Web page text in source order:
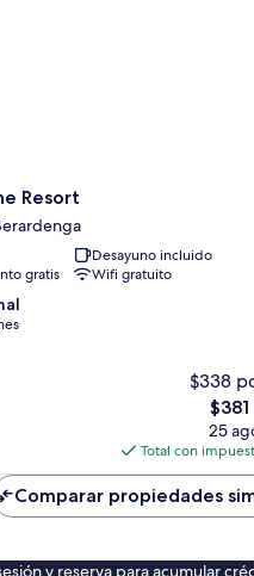
Resort
Desayuno incluido
gratis
Wifi gratuito
$338
El
actual
es
de
$381
25
Total con
Comparar propiedades
y reserva para acumular